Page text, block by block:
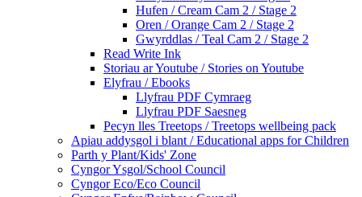
Hufen / Cream Cam 2 / Stage 2
Oren / Orange Cam 2 / Stage 2
Gwyrddlas / Teal Cam 2 / Stage 2
Read Write Ink
Storiau ar Youtube / Stories on Youtube
Elyfrau / Ebooks
Llyfrau PDF Cymraeg
Llyfrau PDF Saesneg
Pecyn lles Treetops / Treetops wellbeing pack
Apiau addysgol i blant / Educational apps for Children
Parth y Plant/Kids' Zone
Cyngor Ysgol/School Council
Cyngor Eco/Eco Council